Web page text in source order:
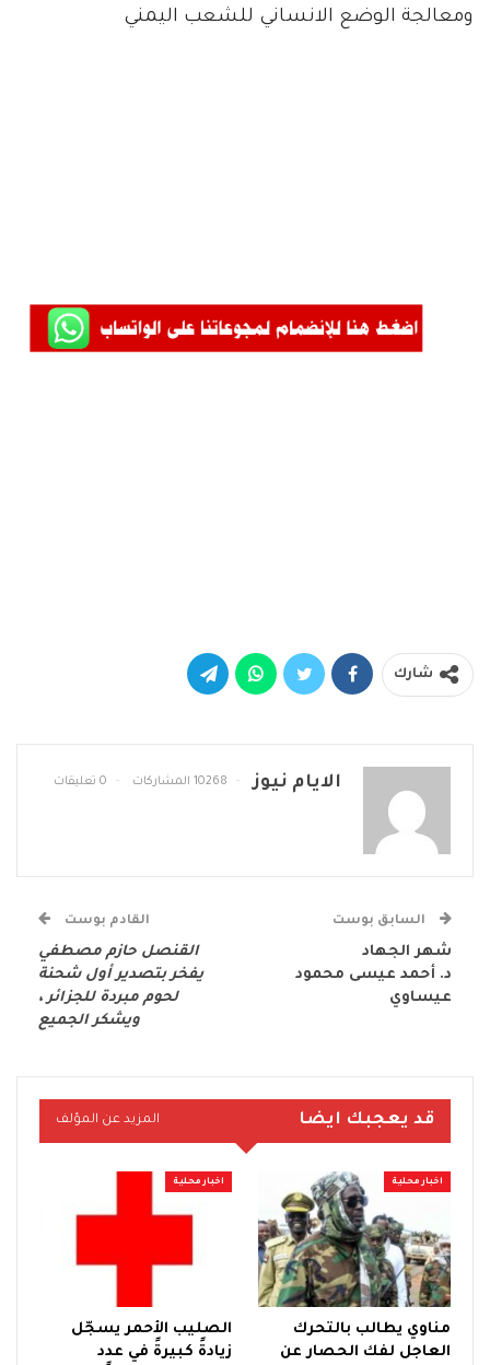
ومعالجة الوضع الانساني للشعب اليمني
شارك
الايام نيوز 10268 المشاركات 0 تعليقات
السابق بوست
شهر الجهاد
د. أحمد عيسى محمود
عيساوي
القادم بوست
القنصل حازم مصطفي
يفخر بتصدير أول شحنة
لحوم مبردة للجزائر ،
ويشكر الجميع
قد يعجبك ايضا المزيد عن المؤلف
اخبار محلية
مناوي يطالب بالتحرك
العاجل لفك الحصار عن
اخبار محلية
الصليب الأحمر يسجّل
زيادةً كبيرةً في عدد